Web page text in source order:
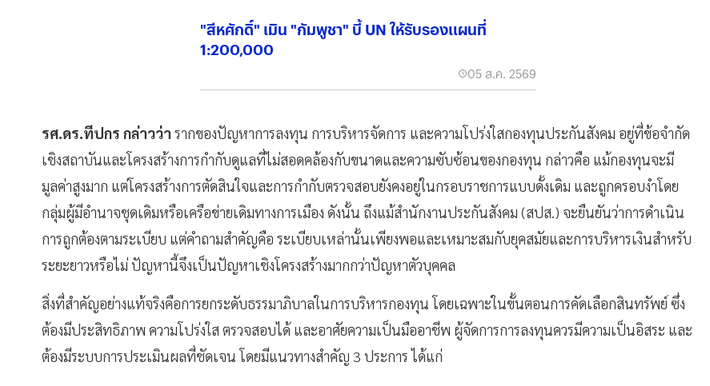
"สีหศักดิ์" เมิน "กัมพูชา" บี้ UN ให้รับรองแผนที่
1:200,000
05 ส.ค. 2569
รศ.ดร.ทีปกร กล่าวว่า รากของปัญหาการลงทุน การบริหารจัดการ และความโปร่งใสกองทุนประกันสังคม อยู่ที่ข้อจำกัด
เชิงสถาบันและโครงสร้างการกำกับดูแลที่ไม่สอดคล้องกับขนาดและความซับซ้อนของกองทุน กล่าวคือ แม้กองทุนจะมี
มูลค่าสูงมาก แต่โครงสร้างการตัดสินใจและการกำกับตรวจสอบยังคงอยู่ในกรอบราชการแบบดั้งเดิม และถูกครอบงำโดย
กลุ่มผู้มีอำนาจชุดเดิมหรือเครือข่ายเดิมทางการเมือง ดังนั้น ถึงแม้สำนักงานประกันสังคม (สปส.) จะยืนยันว่าการดำเนิน
การถูกต้องตามระเบียบ แต่คำถามสำคัญคือ ระเบียบเหล่านั้นเพียงพอและเหมาะสมกับยุคสมัยและการบริหารเงินสำหรับ
ระยะยาวหรือไม่ ปัญหานี้จึงเป็นปัญหาเชิงโครงสร้างมากกว่าปัญหาตัวบุคคล
สิ่งที่สำคัญอย่างแท้จริงคือการยกระดับธรรมาภิบาลในการบริหารกองทุน โดยเฉพาะในขั้นตอนการคัดเลือกสินทรัพย์ ซึ่ง
ต้องมีประสิทธิภาพ ความโปร่งใส ตรวจสอบได้ และอาศัยความเป็นมืออาชีพ ผู้จัดการการลงทุนควรมีความเป็นอิสระ และ
ต้องมีระบบการประเมินผลที่ชัดเจน โดยมีแนวทางสำคัญ 3 ประการ ได้แก่